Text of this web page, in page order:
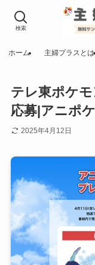
検索
ホーム 主婦プラスとは
テレ東ポケ
応募|アニポ
2025年4月12日